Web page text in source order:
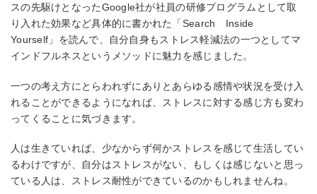
スの先駆けとなったGoogle社が社員の研修プログラムとして取
り入れた効果など具体的に書かれた「Search Inside
Yourself」を読んで、自分自身もストレス軽減法の一つとしてマ
インドフルネスというメソッドに魅力を感じました。
一つの考え方にとらわれずにありとあらゆる感情や状況を受け入
れることができるようになれば、ストレスに対する感じ方も変わ
ってくることに気づきます。
人は生きていれば、少なからず何かストレスを感じて生活してい
るわけですが、自分はストレスがない、もしくは感じないと思っ
ている人は、ストレス耐性ができているのかもしれませんね。